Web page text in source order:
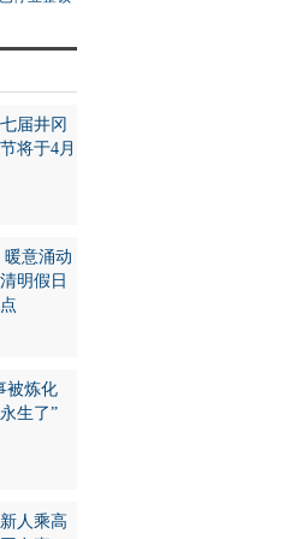
届井冈
将于4月
暖意涌动
明假日
被炼化
生了”
人乘高